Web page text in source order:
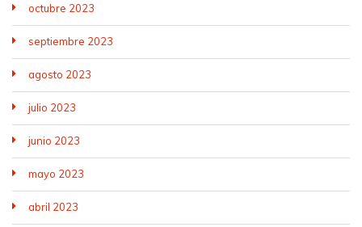
octubre 2023
septiembre 2023
agosto 2023
julio 2023
junio 2023
mayo 2023
abril 2023